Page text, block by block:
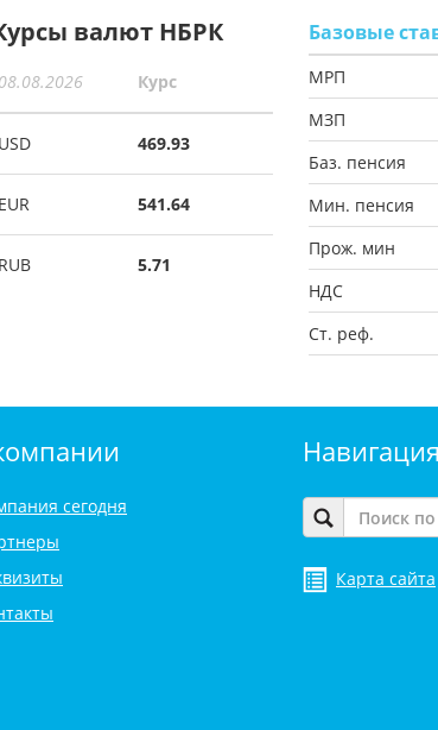
валют НБРК
08.08.2026 Курс
USD 469.93
EUR 541.64
RUB 5.71
Базовые
МРП
МЗП
Баз. пенсия
Мин. пенсия
Прож. мин
НДС
Ст. реф.
сегодня
Навигация
Карта сайта